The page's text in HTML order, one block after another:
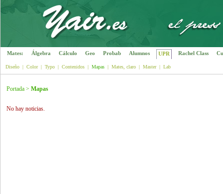
Mates: Álgebra Cálculo Geo Probab Alumnos UPR Rachel Class
Diseño | Color| Typo | Contenidos | Mapas | Mates, claro | Master| Lab
Portada > Mapas
No hay noticias.